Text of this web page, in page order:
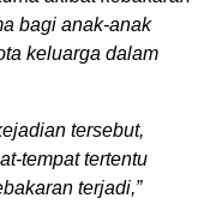
bagi anak-anak
keluarga dalam
tersebut,
tempat tertentu
terjadi,”